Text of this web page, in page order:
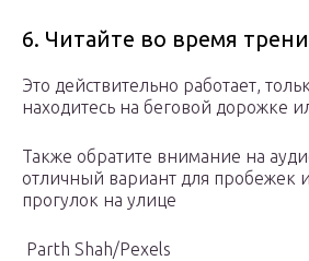
6. Читайте во время
Это действительно работает,
находитесь на беговой дорожке
Также обратите внимание на
отличный вариант для пробежек
прогулок на улице
Parth Shah/Pexels